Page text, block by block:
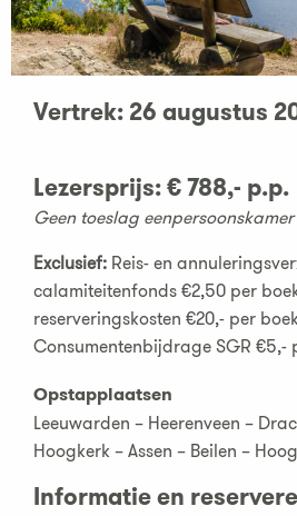
Vertrek: 26 augustus
Lezersprijs: € 788,- p.p.
Geen toeslag eenpersoonskamer
Exclusief: Reis- en
calamiteitenfonds €2,50 per
reserveringskosten €20,- per
Consumentenbijdrage SGR €5,-
Opstapplaatsen
Leeuwarden – Heerenveen –
Hoogkerk – Assen – Beilen –
Informatie en